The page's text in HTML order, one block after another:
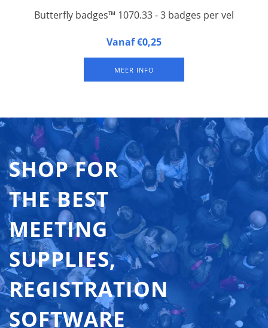
Butterfly badges™ 1070.33 - 3 badges per vel
Butterfly badges™ 1070.33 zijn naambadges van gelamineerd
vel (= 750 badges). De 'Vanaf prijs' is is een prijs prijs per
badge.
Vanaf €0,25
MEER INFO
SHOP FOR
THE BEST
MEETING
SUPPLIES,
REGISTRATION
SOFTWARE